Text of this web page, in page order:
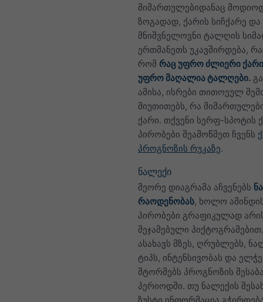
მიმართულებიდანაც
ზოგადად, ქარის სიჩქარე და
მნიშვნელოვნი ტალღის
ერთმანეთს უკავშირდება,
რომ რაც უფრო ძლიერი
უფრო მაღალია ტალღები.
ამისა, ისრები თითოეულ
მიუთითებს, რა
ქარი. თქვენი სერფ-სპოტის
პირობები შეამოწმეთ ჩვენს
პროგნოზის რუკაზე.
ნალექი
მეორე დიაგრამა აჩვენებს
რაოდენობას, ხოლო
პირობები გრაფიკულად
შეჯამებული
ასახავს მზეს, ღრუბლებს,
ტიპს, ინტენსივობას და
შტორმებს პროგნოზის
პერიოდში. თუ ნალექის